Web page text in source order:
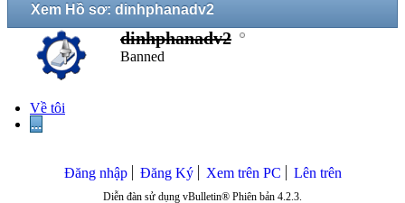
Xem Hồ sơ: dinhphanadv2
dinhphanadv2
Banned
Về tôi
...
Đăng nhập Đăng Ký Xem trên PC Lên trên
Diễn đàn sử dụng vBulletin® Phiên bản 4.2.3.